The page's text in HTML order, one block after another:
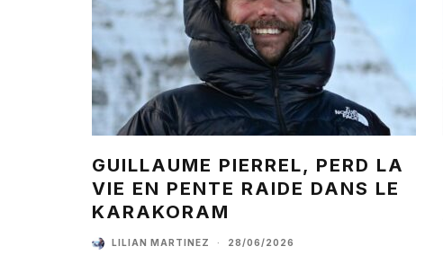
GUILLAUME PIERREL, PERD LA
VIE EN PENTE RAIDE DANS LE
KARAKORAM
LILIAN MARTINEZ · 28/06/2026